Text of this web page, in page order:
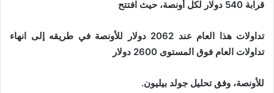
قرابة 540 دولار لكل أونصة، حيث افتتح
تداولات هذا العام عند 2062 دولار للأونصة في طريقه إلى انهاء
تداولات العام فوق المستوى 2600 دولار
للأونصة، وفق تحليل جولد بيليون.